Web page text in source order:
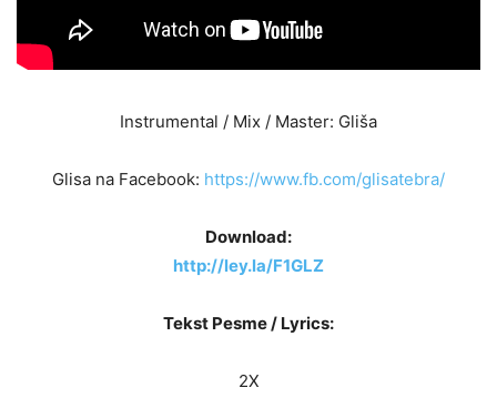
Instrumental / Mix / Master: Gliša
Glisa na Facebook: https://www.fb.com/glisatebra/
Download:
http://ley.la/F1GLZ
Tekst Pesme / Lyrics:
2X